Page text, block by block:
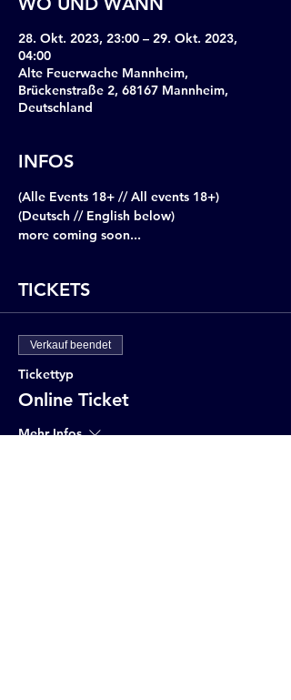
28. Okt. 2023, 23:00 – 29. Okt. 2023,
04:00
Alte Feuerwache Mannheim,
Brückenstraße 2, 68167 Mannheim,
Deutschland
INFOS
(Alle Events 18+ // All events 18+)
(Deutsch // English below)
more coming soon...
TICKETS
Verkauf beendet
Tickettyp
Online Ticket
Mehr Infos